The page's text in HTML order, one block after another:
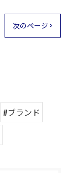
次のページ >
#ブランド